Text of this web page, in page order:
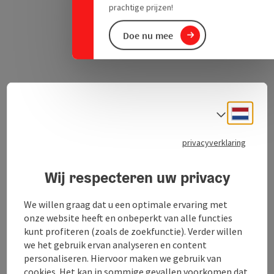
prachtige prijzen!
Doe nu mee
Kreuzweg 11
4240 Freistadt Openen inOpenen
Inlichtingen
privacyverklaring
Wij respecteren uw privacy
We willen graag dat u een optimale ervaring met
onze website heeft en onbeperkt van alle functies
kunt profiteren (zoals de zoekfunctie). Verder willen
we het gebruik ervan analyseren en content
personaliseren. Hiervoor maken we gebruik van
cookies. Het kan in sommige gevallen voorkomen dat